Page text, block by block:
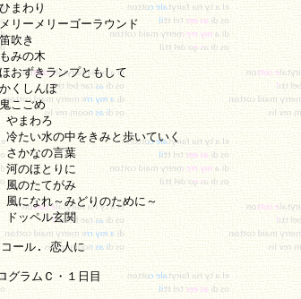
まわり
リーメリーゴーラウンド
吹き
みの木
おずきランプともして
くしんぼ
こごめ
まわろ
たい水の中をきみと歩いていく
かなの言葉
のほとりに
のたてがみ
になれ～みどりのために～
ッペル玄関
コール. 恋人に
グラムＣ・１日目